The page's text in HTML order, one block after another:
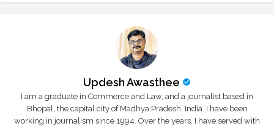
Updesh Awasthee
I am a graduate in Commerce and Law, and a journalist based in
Bhopal, the capital city of Madhya Pradesh, India. I have been
working in journalism since 1994. Over the years, I have served with